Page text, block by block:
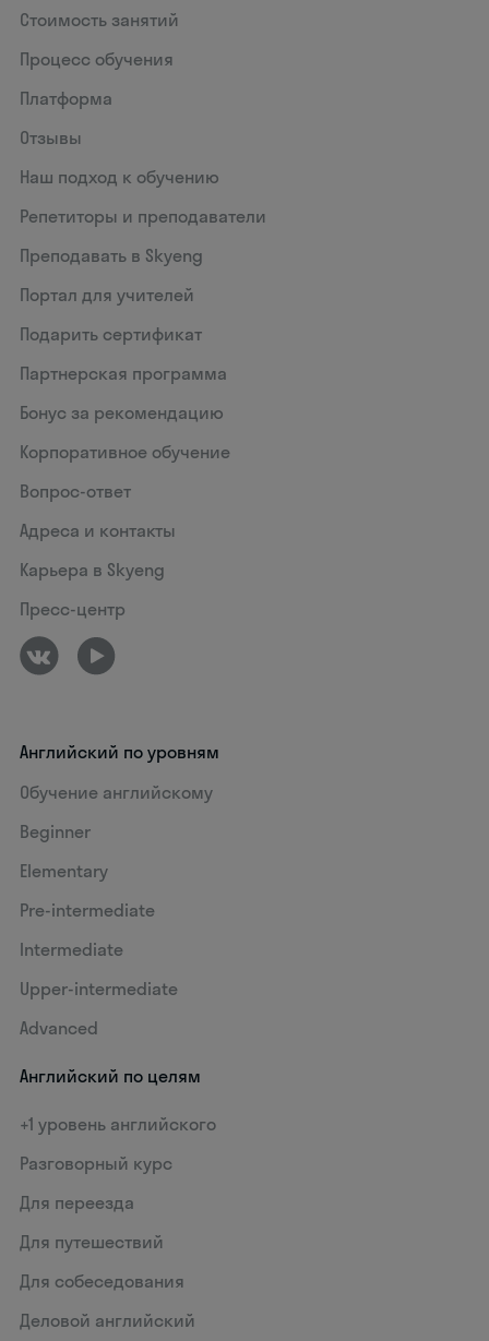
Стоимость занятий
Процесс обучения
Платформа
Отзывы
Наш подход к обучению
Репетиторы и преподаватели
Преподавать в Skyeng
Портал для учителей
Подарить сертификат
Партнерская программа
Бонус за рекомендацию
Корпоративное обучение
Вопрос-ответ
Адреса и контакты
Карьера в Skyeng
Пресс-центр
Английский по уровням
Обучение английскому
Beginner
Elementary
Pre-intermediate
Intermediate
Upper-intermediate
Advanced
Английский по целям
+1 уровень английского
Разговорный курс
Для переезда
Для путешествий
Для собеседования
Деловой английский